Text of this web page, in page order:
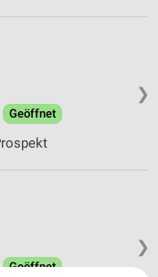
❯
Geöffnet
❯
Geöffnet